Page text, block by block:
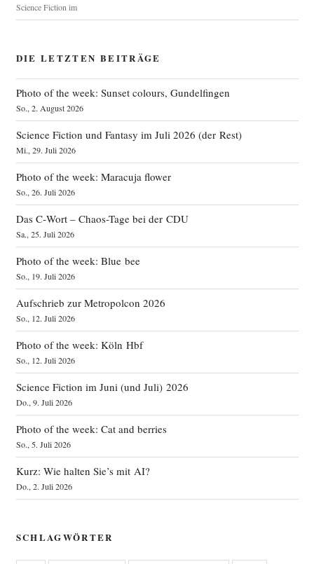
Science Fiction im
DIE LETZTEN BEITRÄGE
Photo of the week: Sunset colours, Gundelfingen
So., 2. August 2026
Science Fiction und Fantasy im Juli 2026 (der Rest)
Mi., 29. Juli 2026
Photo of the week: Maracuja flower
So., 26. Juli 2026
Das C‑Wort – Chaos-Tage bei der CDU
Sa., 25. Juli 2026
Photo of the week: Blue bee
So., 19. Juli 2026
Aufschrieb zur Metropolcon 2026
So., 12. Juli 2026
Photo of the week: Köln Hbf
So., 12. Juli 2026
Science Fiction im Juni (und Juli) 2026
Do., 9. Juli 2026
Photo of the week: Cat and berries
So., 5. Juli 2026
Kurz: Wie halten Sie’s mit AI?
Do., 2. Juli 2026
SCHLAGWÖRTER